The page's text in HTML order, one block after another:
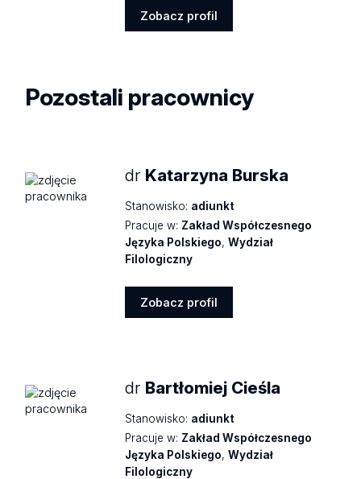
Zobacz profil
Pozostali pracownicy
dr Katarzyna Burska
Stanowisko: adiunkt
Pracuje w: Zakład Współczesnego
Języka Polskiego,Wydział
Filologiczny
Zobacz profil
dr Bartłomiej Cieśla
Stanowisko: adiunkt
Pracuje w: Zakład Współczesnego
Języka Polskiego,Wydział
Filologiczny